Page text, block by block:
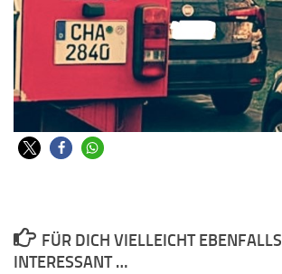
FÜR DICH VIELLEICHT EBENFALLS
INTERESSANT …